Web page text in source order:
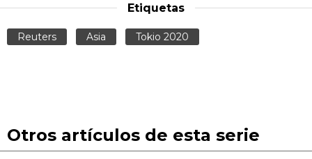
Etiquetas
Reuters Asia Tokio 2020
Otros artículos de esta serie